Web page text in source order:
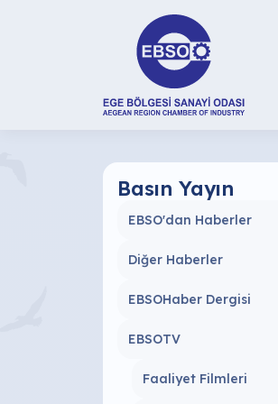
Basın Yayın
EBSO'dan Haberler
Diğer Haberler
EBSOHaber Dergisi
EBSOTV
Faaliyet Filmleri